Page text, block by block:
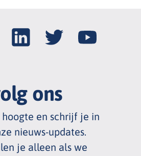
ons
en schrijf je in
nieuws-updates.
je alleen als we